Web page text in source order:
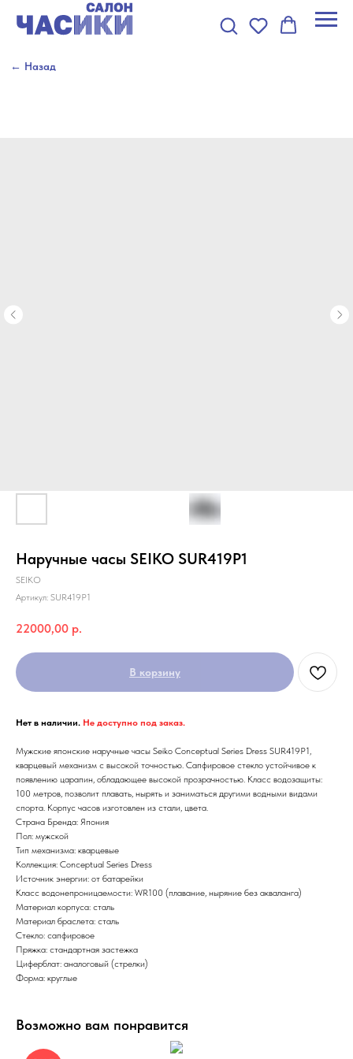
← Назад
Наручные часы SEIKO SUR419P1
SEIKO
Артикул: SUR419P1
22000,00 р.
В корзину
Нет в наличии. Не доступно под заказ.
Мужские японские наручные часы Seiko Conceptual Series Dress SUR419P1,
кварцевый механизм с высокой точностью. Сапфировое стекло устойчивое к
появлению царапин, обладающее высокой прозрачностью. Класс водозащиты:
100 метров, позволит плавать, нырять и заниматься другими водными видами
спорта. Корпус часов изготовлен из стали, цвета.
Страна Бренда: Япония
Пол: мужской
Тип механизма: кварцевые
Коллекция: Conceptual Series Dress
Источник энергии: от батарейки
Класс водонепроницаемости: WR100 (плавание, ныряние без акваланга)
Материал корпуса: сталь
Материал браслета: сталь
Стекло: сапфировое
Пряжка: стандартная застежка
Циферблат: аналоговый (стрелки)
Форма: круглые
Возможно вам понравится